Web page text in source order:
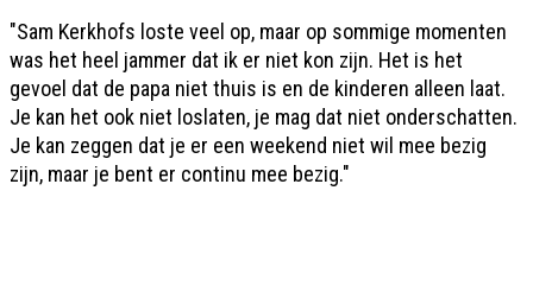
"Sam Kerkhofs loste veel op, maar op sommige momenten
was het heel jammer dat ik er niet kon zijn. Het is het
gevoel dat de papa niet thuis is en de kinderen alleen laat.
Je kan het ook niet loslaten, je mag dat niet onderschatten.
Je kan zeggen dat je er een weekend niet wil mee bezig
zijn, maar je bent er continu mee bezig."